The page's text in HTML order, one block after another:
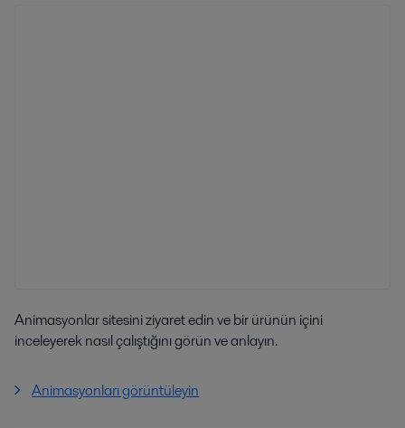
Animasyonlar sitesini ziyaret edin ve bir ürünün içini
inceleyerek nasıl çalıştığını görün ve anlayın.
Animasyonları görüntüleyin